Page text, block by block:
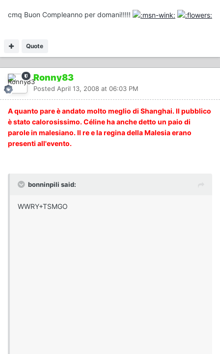
cmq Buon Compleanno per domani!!!!!
Quote
Ronny83
Posted April 13, 2008 at 06:03 PM
A quanto pare è andato molto meglio di Shanghai. Il pubblico
è stato calorosissimo. Céline ha anche detto un paio di
parole in malesiano. Il re e la regina della Malesia erano
presenti all'evento.
bonninpili said:
WWRY+TSMGO